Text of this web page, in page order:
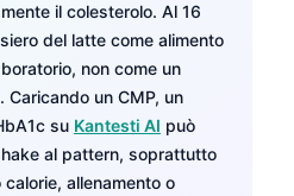
il colesterolo. Al 16
del latte come alimento
non come un
Caricando un CMP, un
su Kantesti AI può
al pattern, soprattutto
allenamento o